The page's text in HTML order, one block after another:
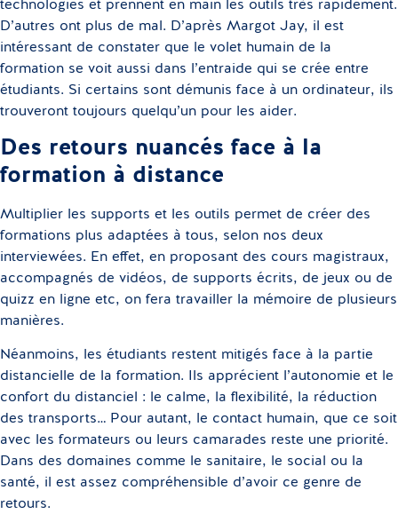
technologies et prennent en main les outils très rapidement.
D’autres ont plus de mal. D’après Margot Jay, il est
intéressant de constater que le volet humain de la
formation se voit aussi dans l’entraide qui se crée entre
étudiants. Si certains sont démunis face à un ordinateur, ils
trouveront toujours quelqu’un pour les aider.
Des retours nuancés face à la
formation à distance
Multiplier les supports et les outils permet de créer des
formations plus adaptées à tous, selon nos deux
interviewées. En effet, en proposant des cours magistraux,
accompagnés de vidéos, de supports écrits, de jeux ou de
quizz en ligne etc, on fera travailler la mémoire de plusieurs
manières.
Néanmoins, les étudiants restent mitigés face à la partie
distancielle de la formation. Ils apprécient l’autonomie et le
confort du distanciel : le calme, la flexibilité, la réduction
des transports… Pour autant, le contact humain, que ce soit
avec les formateurs ou leurs camarades reste une priorité.
Dans des domaines comme le sanitaire, le social ou la
santé, il est assez compréhensible d’avoir ce genre de
retours.